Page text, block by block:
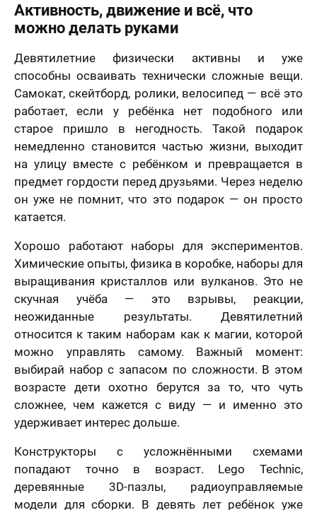
Активность, движение и всё, что
можно делать руками
Девятилетние физически активны и уже
способны осваивать технически сложные вещи.
Самокат, скейтборд, ролики, велосипед — всё это
работает, если у ребёнка нет подобного или
старое пришло в негодность. Такой подарок
немедленно становится частью жизни, выходит
на улицу вместе с ребёнком и превращается в
предмет гордости перед друзьями. Через неделю
он уже не помнит, что это подарок — он просто
катается.
Хорошо работают наборы для экспериментов.
Химические опыты, физика в коробке, наборы для
выращивания кристаллов или вулканов. Это не
скучная учёба — это взрывы, реакции,
неожиданные результаты. Девятилетний
относится к таким наборам как к магии, которой
можно управлять самому. Важный момент:
выбирай набор с запасом по сложности. В этом
возрасте дети охотно берутся за то, что чуть
сложнее, чем кажется с виду — и именно это
удерживает интерес дольше.
Конструкторы с усложнёнными схемами
попадают точно в возраст. Lego Technic,
деревянные 3D-пазлы, радиоуправляемые
модели для сборки. В девять лет ребёнок уже